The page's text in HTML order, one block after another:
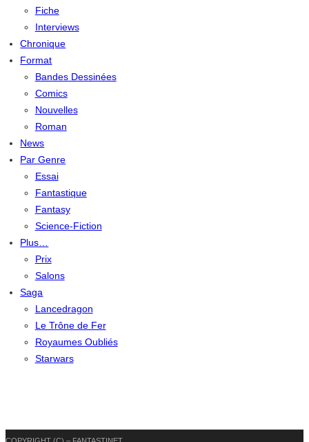
Fiche
Interviews
Chronique
Format
Bandes Dessinées
Comics
Nouvelles
Roman
News
Par Genre
Essai
Fantastique
Fantasy
Science-Fiction
Plus…
Prix
Salons
Saga
Lancedragon
Le Trône de Fer
Royaumes Oubliés
Starwars